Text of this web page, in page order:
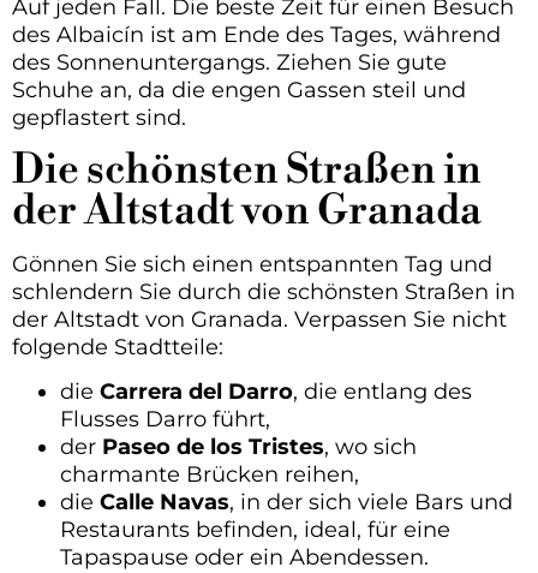
Auf jeden Fall. Die beste Zeit für einen Besuch
des Albaicín ist am Ende des Tages, während
des Sonnenuntergangs. Ziehen Sie gute
Schuhe an, da die engen Gassen steil und
gepflastert sind.
Die schönsten Straßen in
der Altstadt von Granada
Gönnen Sie sich einen entspannten Tag und
schlendern Sie durch die schönsten Straßen in
der Altstadt von Granada. Verpassen Sie nicht
folgende Stadtteile:
die Carrera del Darro, die entlang des
Flusses Darro führt,
der Paseo de los Tristes, wo sich
charmante Brücken reihen,
die Calle Navas, in der sich viele Bars und
Restaurants befinden, ideal, für eine
Tapaspause oder ein Abendessen.